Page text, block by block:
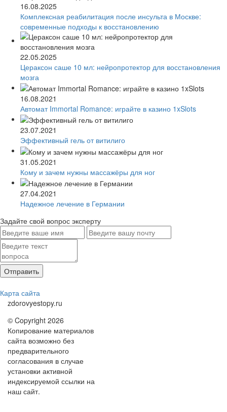
16.08.2025
Комплексная реабилитация после инсульта в Москве:
современные подходы к восстановлению
22.05.2025
Цераксон саше 10 мл: нейропротектор для восстановления
мозга
16.08.2021
Автомат Immortal Romance: играйте в казино 1xSlots
23.07.2021
Эффективный гель от витилиго
31.05.2021
Кому и зачем нужны массажёры для ног
27.04.2021
Надежное лечение в Германии
Задайте свой вопрос эксперту
Карта сайта
zdorovyestopy.ru
© Copyright 2026
Копирование материалов
сайта возможно без
предварительного
согласования в случае
установки активной
индексируемой ссылки на
наш сайт.